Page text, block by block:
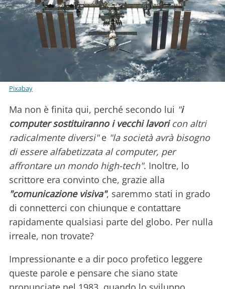
Pixabay
Ma non è finita qui, perché secondo lui "i
computer sostituiranno i vecchi lavori con altri
radicalmente diversi"e "la società avrà bisogno
di essere alfabetizzata al computer, per
affrontare un mondo high-tech". Inoltre, lo
scrittore era convinto che, grazie alla
"comunicazione visiva", saremmo stati in grado
di connetterci con chiunque e contattare
rapidamente qualsiasi parte del globo. Per nulla
irreale, non trovate?
Impressionante e a dir poco profetico leggere
queste parole e pensare che siano state